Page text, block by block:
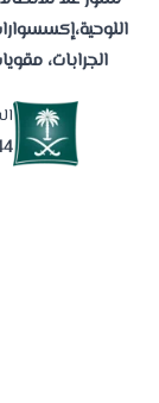
الجرابات،